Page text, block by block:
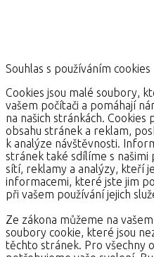
Souhlas s používáním cookies
Cookies jsou malé soubory,
vašem počítači a pomáhají
na našich stránkách. Cookies
obsahu stránek a reklam,
k analýze návštěvnosti.
stránek také sdílíme s
sítí, reklamy a analýzy, kteří
informacemi, které jste jim
při vašem používání jejich
Ze zákona můžeme na
soubory cookie, které jsou
těchto stránek. Pro všechny